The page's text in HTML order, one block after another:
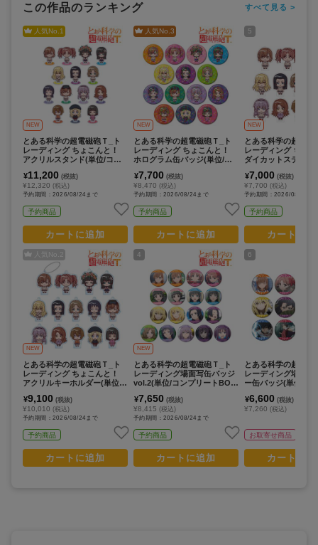
この作品のランキング すべて見る >
人気No.1
NEW
とある科学の超電磁砲Ｔ_ト
レーディング ちょこんと！
アクリルスタンド(単位/コン
¥11,200 (税抜)
¥12,320 (税込)
予約期間：2026/08/24まで
予約商品
カートに追加
人気No. 2
NEW
とある科学の超電磁砲Ｔ_ト
レーディング ちょこんと！
アクリルキーホルダー(単位/
入り)
¥9,100 (税抜)
¥10,010 (税込)
予約期間：2026/08/24まで
予約商品
カートに追加
人気No.3
NEW
とある科学の超電磁砲Ｔ_ト
レーディング ちょこんと！
ホログラム缶バッジ(単位/コ
り)
¥7,700 (税抜)
¥8,470 (税込)
予約期間：2026/08/24まで
予約商品
カートに追加
4
NEW
とある科学の超電磁砲Ｔ_ト
レーディング場面写缶バッジ
vol.2(単位/コンプリートBOX/
¥7,650 (税抜)
¥8,415 (税込)
予約期間：2026/08/24まで
予約商品
カートに追加
5
NEW
とある科学の超電磁
レーディング ちょ
ダイカットステッカ
入り)
¥7,000 (税抜)
¥7,700 (税込)
予約期間：2026/08/24ま
予約商品
カートに
6
とある科学の超電磁
レーディング場面写
ー缶バッジ(単位/コ
¥6,600 (税抜)
¥7,260 (税込)
お取寄せ商品
カートに